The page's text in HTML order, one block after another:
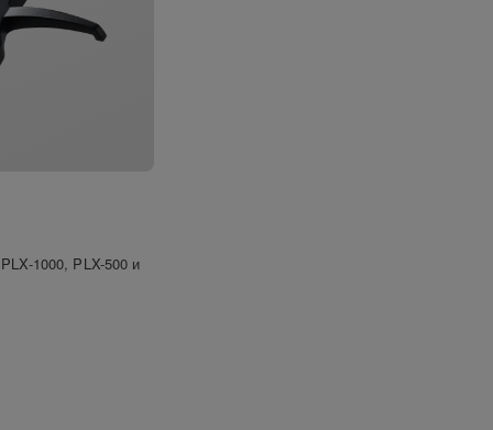
1000, PLX-500 и